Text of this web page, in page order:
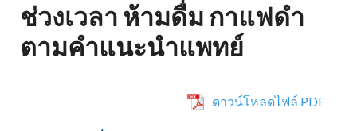
ช่วงเวลา ห้ามดื่ม กาแฟดำ
ตามคำแนะนำแพทย์
ดาวน์โหลดไฟล์ PDF